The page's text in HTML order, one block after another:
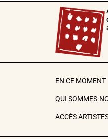
EN CE MOMENT
QUI SOMMES-
ACCÈS ARTISTES